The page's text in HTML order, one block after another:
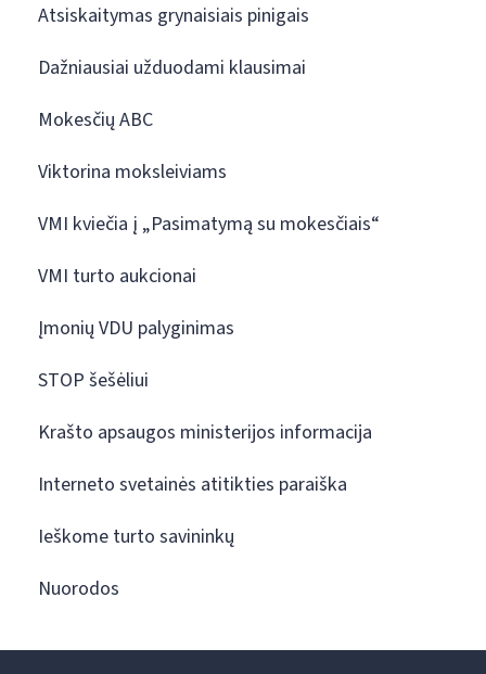
Atsiskaitymas grynaisiais pinigais
Dažniausiai užduodami klausimai
Mokesčių ABC
Viktorina moksleiviams
VMI kviečia į „Pasimatymą su mokesčiais“
VMI turto aukcionai
Įmonių VDU palyginimas
STOP šešėliui
Krašto apsaugos ministerijos informacija
Interneto svetainės atitikties paraiška
Ieškome turto savininkų
Nuorodos